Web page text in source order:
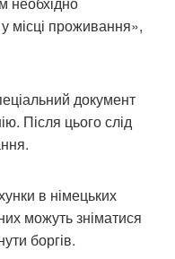
місці проживання»,
документ
Після цього слід
в німецьких
можуть зніматися
боргів.